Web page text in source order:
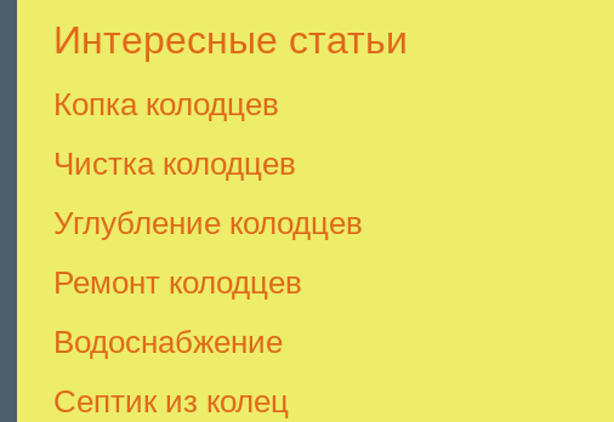
Интересные статьи
Копка колодцев
Чистка колодцев
Углубление колодцев
Ремонт колодцев
Водоснабжение
Септик из колец